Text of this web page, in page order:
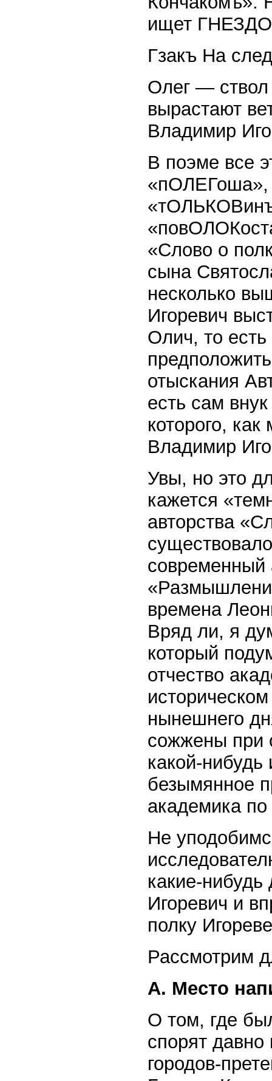
ищет
Гзакъ На
Олег — ствол
вырастают
Владимир
В поэме все
«Слово о
сына
несколько
Игоревич
Олич, то
отыскания
есть сам
которого,
Владимир
Увы, но это
кажется
авторства
современный
времена
Вряд ли, я
который
отчество
нынешнего
сожжены при
какой-нибудь
безымянное
академика
Не
какие-
Игоревич и
полку
Рассмотрим
А. Место
О том, где
спорят
городов-